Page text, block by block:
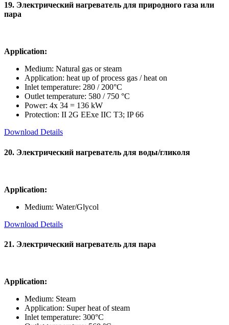
19. Электрический нагреватель для природного газа или
пара
Application:
Medium: Natural gas or steam
Application: heat up of process gas / heat on
Inlet temperature: 280 / 200°C
Outlet temperature: 580 / 750 °C
Power: 4x 34 = 136 kW
Protection: II 2G EExe IIC T3; IP 66
Download Details
20. Электрический нагреватель для воды/гликоля
Application:
Medium: Water/Glycol
Download Details
21. Электрический нагреватель для пара
Application:
Medium: Steam
Application: Super heat of steam
Inlet temperature: 300°C